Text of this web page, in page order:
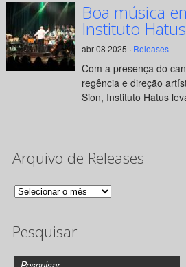
Boa música
Instituto Hatus
abr 08 2025 · Releases
Com a presença do
regência e direção
Sion, Instituto Hatus
Arquivo de Releases
Arquivo
Releases
Pesquisar